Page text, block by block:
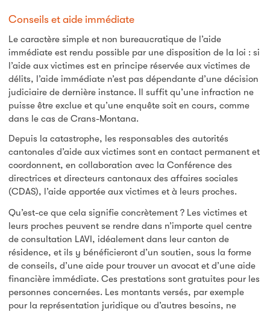
Conseils et aide immédiate
Le caractère simple et non bureaucratique de l’aide
immédiate est rendu possible par une disposition de la loi : si
l’aide aux victimes est en principe réservée aux victimes de
délits, l’aide immédiate n’est pas dépendante d’une décision
judiciaire de dernière instance. Il suffit qu’une infraction ne
puisse être exclue et qu’une enquête soit en cours, comme
dans le cas de Crans-Montana.
Depuis la catastrophe, les responsables des autorités
cantonales d’aide aux victimes sont en contact permanent et
coordonnent, en collaboration avec la Conférence des
directrices et directeurs cantonaux des affaires sociales
(CDAS), l’aide apportée aux victimes et à leurs proches.
Qu’est-ce que cela signifie concrètement ? Les victimes et
leurs proches peuvent se rendre dans n’importe quel centre
de consultation LAVI, idéalement dans leur canton de
résidence, et ils y bénéficieront d’un soutien, sous la forme
de conseils, d’une aide pour trouver un avocat et d’une aide
financière immédiate. Ces prestations sont gratuites pour les
personnes concernées. Les montants versés, par exemple
pour la représentation juridique ou d’autres besoins, ne